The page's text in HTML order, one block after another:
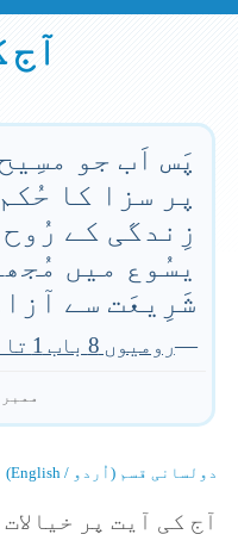
آج
پَس اَب جو
پر سزا کا
زِندگی کے
یسُوع میں
شَرِیعَت سے
—رومیوں 8 باب 1 تا 2 آیت
دولسانی قسم (اُردو / English)
آج کی آیت پر خیالات